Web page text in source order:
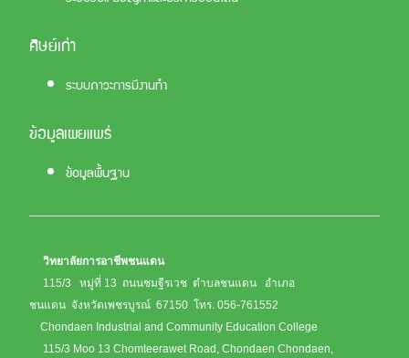
ศิษย์เก่า
ระบบภาวะการมีงานทำ
ข้อมูลเผยแพร่
ข้อมูลพื้นฐาน
วิทยาลัยการอาชีพชนแดน
115/3 หมู่ที่ 13 ถนนชมฐีรเวช ตำบลชนแดน อำเภอ
ชนแดน จังหวัดเพชรบูรณ์ 67150 โทร. 056-761552
Chondaen Industrial and Community Education College
115/3 Moo 13 Chomteerawet Road, Chondaen Chondaen,